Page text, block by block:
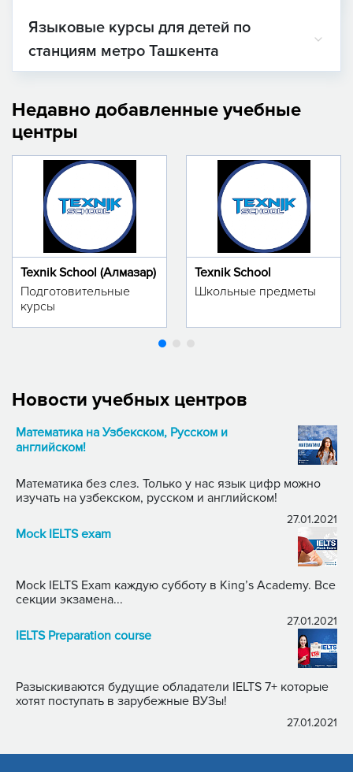
Языковые курсы для детей по
станциям метро Ташкента
Недавно добавленные учебные
центры
Texnik School (Алмазар)
Подготовительные
курсы
Texnik School
Школьные предметы
Новости учебных центров
Математика на Узбекском, Русском и
английском!
Математика без слез. Только у нас язык цифр можно
изучать на узбекском, русском и английском!
27.01.2021
Mock IELTS exam
Mock IELTS Exam каждую субботу в King’s Academy. Все
секции экзамена...
27.01.2021
IELTS Preparation course
Разыскиваются будущие обладатели IELTS 7+ которые
хотят поступать в зарубежные ВУЗы!
27.01.2021